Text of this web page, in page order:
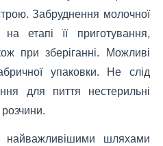
Забруднення молочної
етапі її приготування,
при зберіганні. Можливі
упаковки. Не слід
для пиття нестерильні
розчини.
шляхами